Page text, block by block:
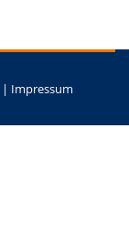
| Impressum